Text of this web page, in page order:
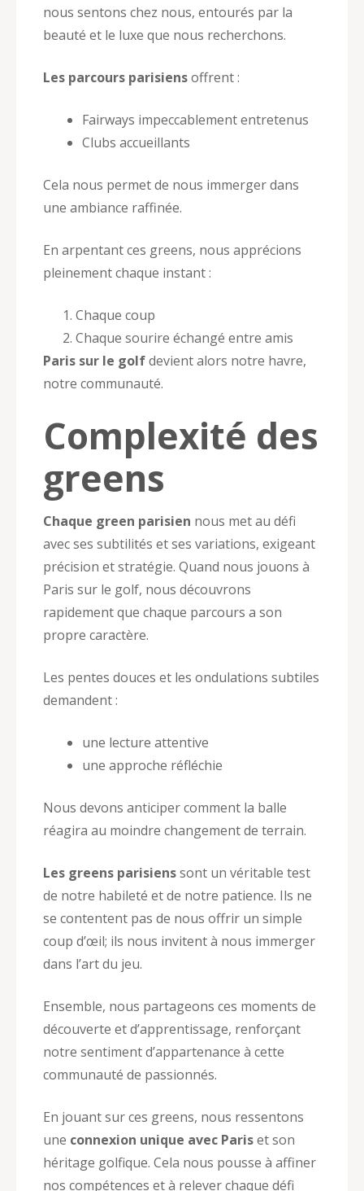
nous sentons chez nous, entourés par la
beauté et le luxe que nous recherchons.
Les parcours parisiensoffrent :
Fairways impeccablement entretenus
Clubs accueillants
Cela nous permet de nous immerger dans
une ambiance raffinée.
En arpentant ces greens, nous apprécions
pleinement chaque instant :
Chaque coup
Chaque sourire échangé entre amis
Paris sur le golfdevient alors notre havre,
notre communauté.
Complexité des
greens
Chaque green parisien nous met au défi
avec ses subtilités et ses variations, exigeant
précision et stratégie. Quand nous jouons à
Paris sur le golf, nous découvrons
rapidement que chaque parcours a son
propre caractère.
Les pentes douces et les ondulations subtiles
demandent :
une lecture attentive
une approche réfléchie
Nous devons anticiper comment la balle
réagira au moindre changement de terrain.
Les greens parisienssont un véritable test
de notre habileté et de notre patience. Ils ne
se contentent pas de nous offrir un simple
coup d’œil; ils nous invitent à nous immerger
dans l’art du jeu.
Ensemble, nous partageons ces moments de
découverte et d’apprentissage, renforçant
notre sentiment d’appartenance à cette
communauté de passionnés.
En jouant sur ces greens, nous ressentons
une connexion unique avec Pariset son
héritage golfique. Cela nous pousse à affiner
nos compétences et à relever chaque défi